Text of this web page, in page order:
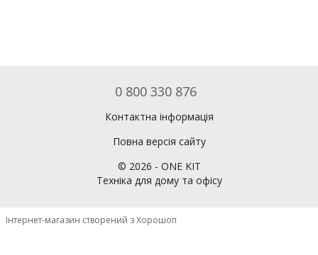
0 800 330 876
Контактна інформація
Повна версія сайту
© 2026 - ONE KIT
Техніка для дому та офісу
Інтернет-магазин створений з Хорошоп